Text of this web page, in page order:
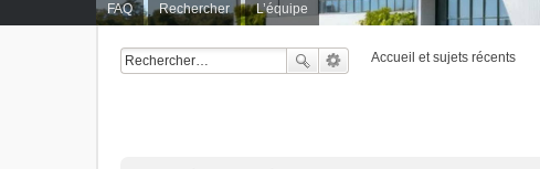
FAQ Rechercher L’équipe
Accueil et sujets récents